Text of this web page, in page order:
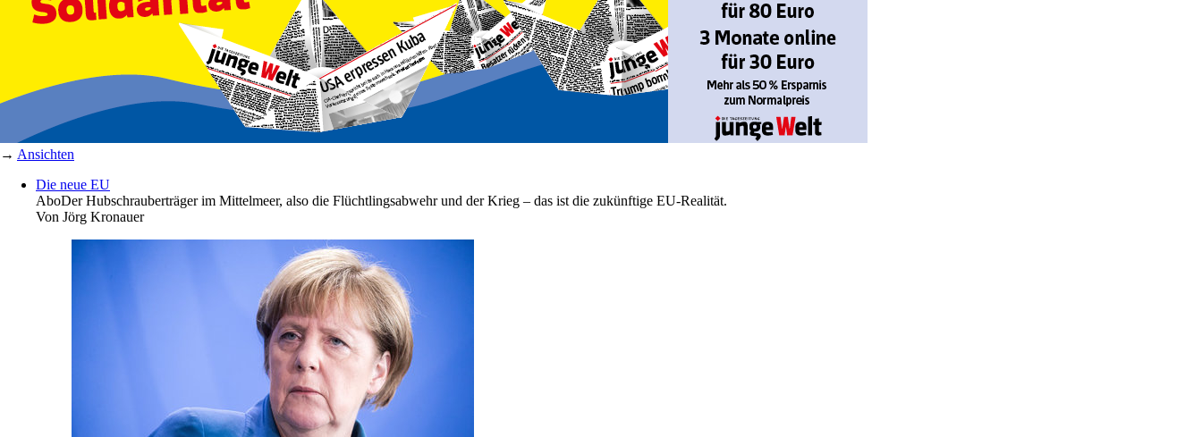
→ Ansichten
Die neue EU
AboDer Hubschrauberträger im Mittelmeer, also die Flüchtlingsabwehr und der Krieg – das ist die zukünftige EU-Realität.
Von Jörg Kronauer